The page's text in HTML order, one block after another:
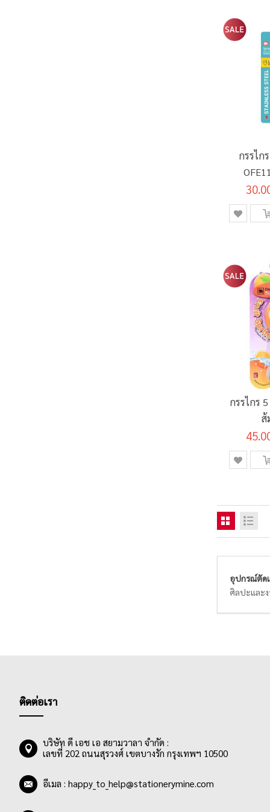
กรรไก
กรรไกร
ส้
อุปกรณ์ตัด
ศิลปะและ
ติดต่อเรา
บริษัท ดี เอช เอ สยามวาลา จำกัด :
เลขที่ 202 ถนนสุรวงศ์ เขตบางรัก กรุงเทพฯ 10500
อีเมล : happy_to_help@stationerymine.com